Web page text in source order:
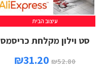
עיצוב הבית
סט וילון מקלחת כריסמס
₪52.80
₪31.20